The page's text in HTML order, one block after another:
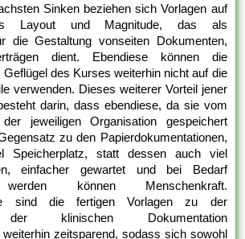
Sinken beziehen sich Vorlagen auf
Layout und Magnitude, das als
die Gestaltung vonseiten Dokumenten,
dient. Ebendiese können die
des Kurses weiterhin nicht auf die
verwenden. Dieses weiterer Vorteil jener
darin, dass ebendiese, da sie vom
jeweiligen Organisation gespeichert
zu den Papierdokumentationen,
Speicherplatz, statt dessen auch viel
einfacher gewartet und bei Bedarf
werden können Menschenkraft.
sind die fertigen Vorlagen zu der
der klinischen Dokumentation
weiterhin zeitsparend, sodass sich sowohl